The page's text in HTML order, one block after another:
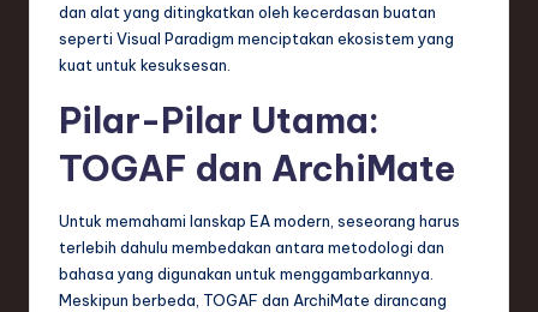
d
in
o
dan alat yang ditingkatkan oleh kecerdasan buatan
seperti Visual Paradigm menciptakan ekosistem yang
kuat untuk kesuksesan.
Pilar-Pilar Utama:
TOGAF dan ArchiMate
Untuk memahami lanskap EA modern, seseorang harus
terlebih dahulu membedakan antara metodologi dan
bahasa yang digunakan untuk menggambarkannya.
Meskipun berbeda, TOGAF dan ArchiMate dirancang